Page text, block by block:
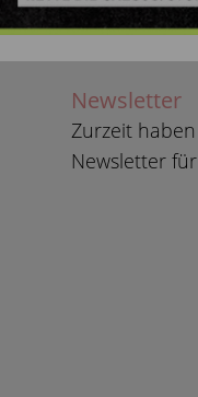
Newsletter
Zurzeit
Newsletter